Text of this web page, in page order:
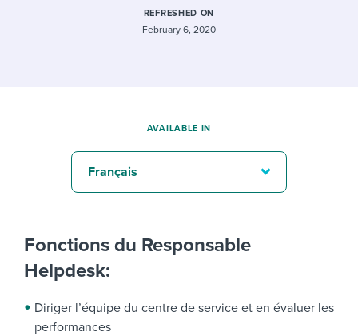
REFRESHED ON
February 6, 2020
Fonctions du Responsable
Helpdesk:
Diriger l’équipe du centre de service et en évaluer les
performances
AVAILABLE IN
Français